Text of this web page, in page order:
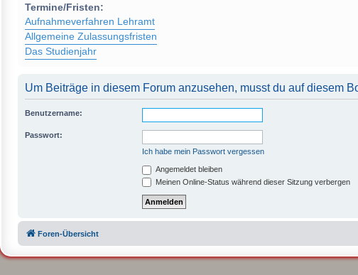
Termine/Fristen:
Aufnahmeverfahren Lehramt
Allgemeine Zulassungsfristen
Das Studienjahr
Um Beiträge in diesem Forum anzusehen, musst du auf diesem
Benutzername:
Passwort:
Ich habe mein Passwort vergessen
Angemeldet bleiben
Meinen Online-Status während dieser Sitzung verbergen
Foren-Übersicht